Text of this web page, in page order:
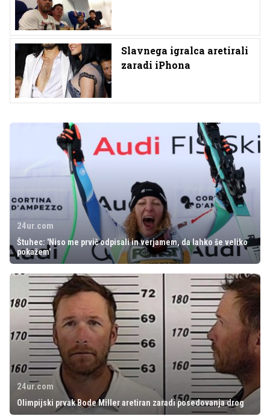
Slavnega igralca aretirali
zaradi iPhona
24ur.com
Štuhec: 'Niso me prvič odpisali in verjamem, da lahko še veliko
pokažem'
24ur.com
Olimpijski prvak Bode Miller aretiran zaradi posedovanja drog